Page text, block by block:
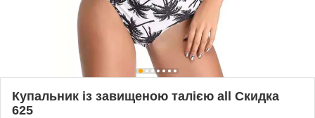
Купальник із завищеною талією all Скидка
625